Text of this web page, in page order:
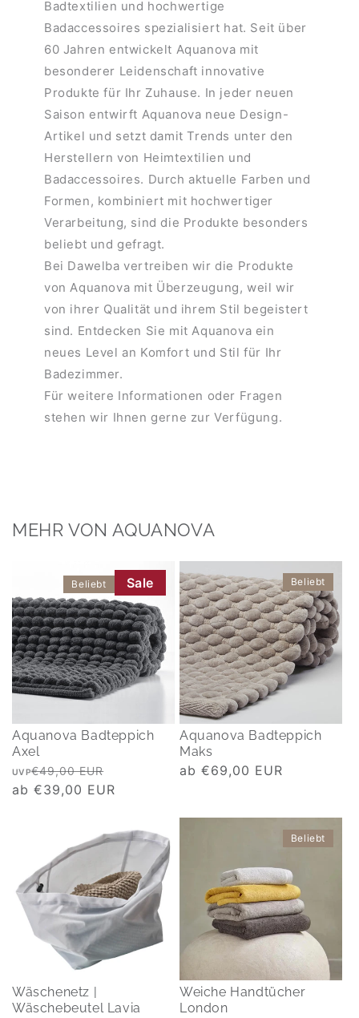
Badtextilien und hochwertige
Badaccessoires spezialisiert hat. Seit über
60 Jahren entwickelt Aquanova mit
besonderer Leidenschaft innovative
Produkte für Ihr Zuhause. In jeder neuen
Saison entwirft Aquanova neue Design-
Artikel und setzt damit Trends unter den
Herstellern von Heimtextilien und
Badaccessoires. Durch aktuelle Farben und
Formen, kombiniert mit hochwertiger
Verarbeitung, sind die Produkte besonders
beliebt und gefragt.
Bei Dawelba vertreiben wir die Produkte
von Aquanova mit Überzeugung, weil wir
von ihrer Qualität und ihrem Stil begeistert
sind. Entdecken Sie mit Aquanova ein
neues Level an Komfort und Stil für Ihr
Badezimmer.
Für weitere Informationen oder Fragen
stehen wir Ihnen gerne zur Verfügung.
MEHR VON AQUANOVA
Aquanova Badteppich
Axel
Normaler
Preis
UVP€49,00 EUR
Verkaufspreis
ab €39,00 EUR
Beliebt Sale
Aquanova Badteppich
Maks
Normaler
ab €69,00 EUR
Beliebt
Wäschenetz |
Wäschebeutel Lavia
Weiche Handtücher
London
Beliebt